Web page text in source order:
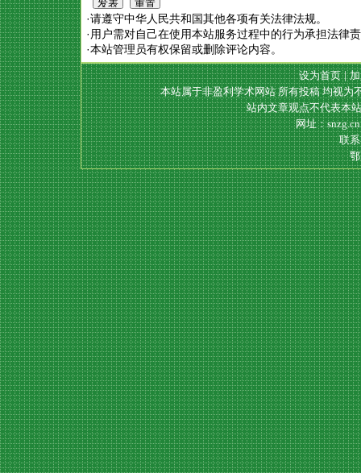
·请遵守中华人民共和国其他各项有关法律法规。
·用户需对自己在使用本站服务过程中的行为承担法律
·本站管理员有权保留或删除评论内容。
设为首页|
本站属于非盈利学术网站 所有投稿 均视为
站内文章观点不代表本
网址：
联